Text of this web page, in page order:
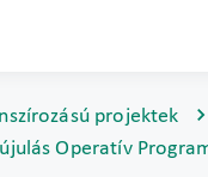
projektek
Operatív